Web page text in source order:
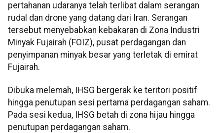
pertahanan udaranya telah terlibat dalam serangan
rudal dan drone yang datang dari Iran. Serangan
tersebut menyebabkan kebakaran di Zona Industri
Minyak Fujairah (FOIZ), pusat perdagangan dan
penyimpanan minyak besar yang terletak di emirat
Fujairah.
Dibuka melemah, IHSG bergerak ke teritori positif
hingga penutupan sesi pertama perdagangan saham.
Pada sesi kedua, IHSG betah di zona hijau hingga
penutupan perdagangan saham.